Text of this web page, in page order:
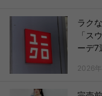
ラク
「ス
ーデ7
2026年